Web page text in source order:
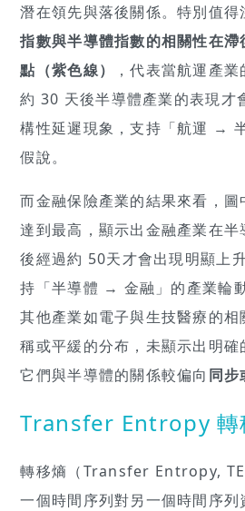
潛在領先與落後關係。特別值得
指數與半導體指數的相關性在
點（紫色線）
，代表當航運產
約 30 天後半導體產業的表現才
構性延遲現象，支持「航運 →
假說。
而金融保險產業的結果來看，
達到最高，顯示出金融產業在半
後經過約 50天才會出現明顯上
持「半導體 → 金融」的產業輪
其他產業如電子與生技醫療的
稱或平緩的分布，未顯示出明
它們與半導體的關係較偏向 同步
Transfer Entropy 轉
轉移熵（Transfer Entropy, TE
一個時間序列對另一個時間序列